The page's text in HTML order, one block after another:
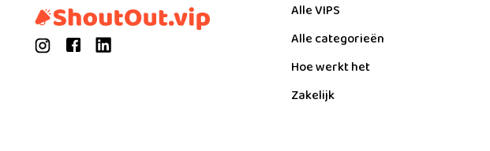
Alle VIPS
Alle categorieën
Hoe werkt het
Zakelijk